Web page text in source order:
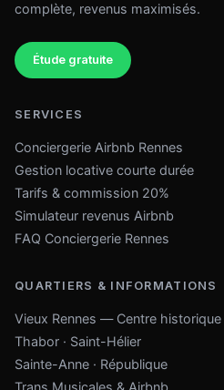
complète, revenus maximisés.
Étude gratuite
SERVICES
Conciergerie Airbnb Rennes
Gestion locative courte durée
Tarifs & commission 20%
Simulateur revenus Airbnb
FAQ Conciergerie Rennes
QUARTIERS & INFORMATIONS
Vieux Rennes — Centre historique
Thabor · Saint-Hélier
Sainte-Anne · République
Trans Musicales & Airbnb